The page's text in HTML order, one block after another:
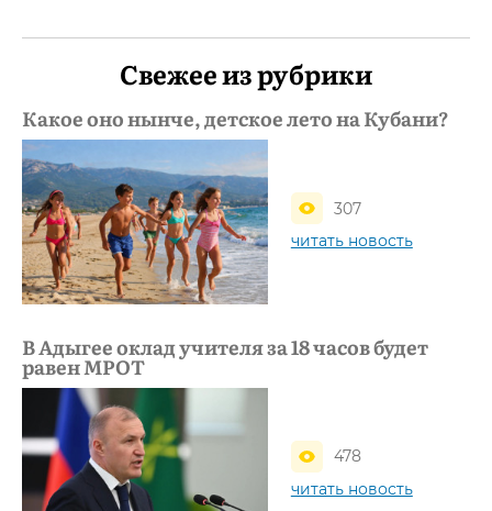
Свежее из рубрики
Какое оно нынче, детское лето на Кубани?
307
читать новость
В Адыгее оклад учителя за 18 часов будет
равен МРОТ
478
читать новость